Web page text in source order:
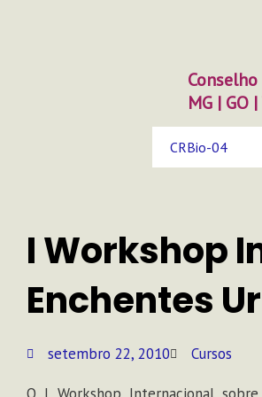
MG | GO
CRBio-04
I Workshop
Enchentes
setembro 22, 2010 Cursos